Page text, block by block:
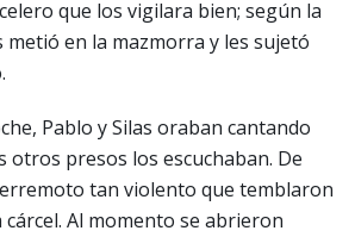
que los vigilara bien; según la
metió en la mazmorra y les sujetó
Pablo y Silas oraban cantando
otros presos los escuchaban. De
tan violento que temblaron
cárcel. Al momento se abrieron